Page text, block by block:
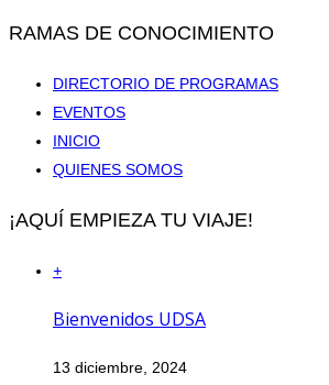
RAMAS DE CONOCIMIENTO
DIRECTORIO DE PROGRAMAS
EVENTOS
INICIO
QUIENES SOMOS
¡AQUÍ EMPIEZA TU VIAJE!
+
Bienvenidos UDSA
13 diciembre, 2024